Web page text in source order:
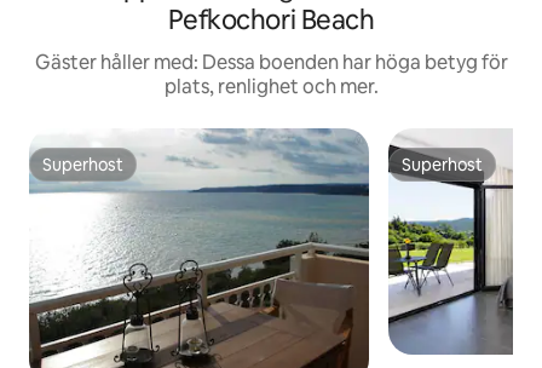
Pefkochori Beach
Gäster håller med: Dessa boenden har höga betyg för
plats, renlighet och mer.
Superhost
Superhost Superhost
Superhost